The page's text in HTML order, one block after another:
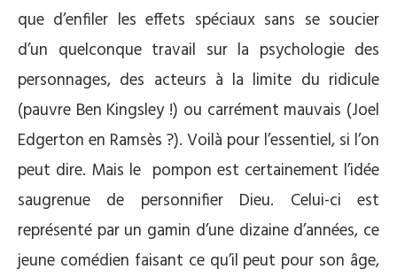
que d’enfiler les effets spéciaux sans se soucier
d’un quelconque travail sur la psychologie des
personnages, des acteurs à la limite du ridicule
(pauvre Ben Kingsley !) ou carrément mauvais (Joel
Edgerton en Ramsès ?). Voilà pour l’essentiel, si l’on
peut dire. Mais le pompon est certainement l’idée
saugrenue de personnifier Dieu. Celui-ci est
représenté par un gamin d’une dizaine d’années, ce
jeune comédien faisant ce qu’il peut pour son âge,